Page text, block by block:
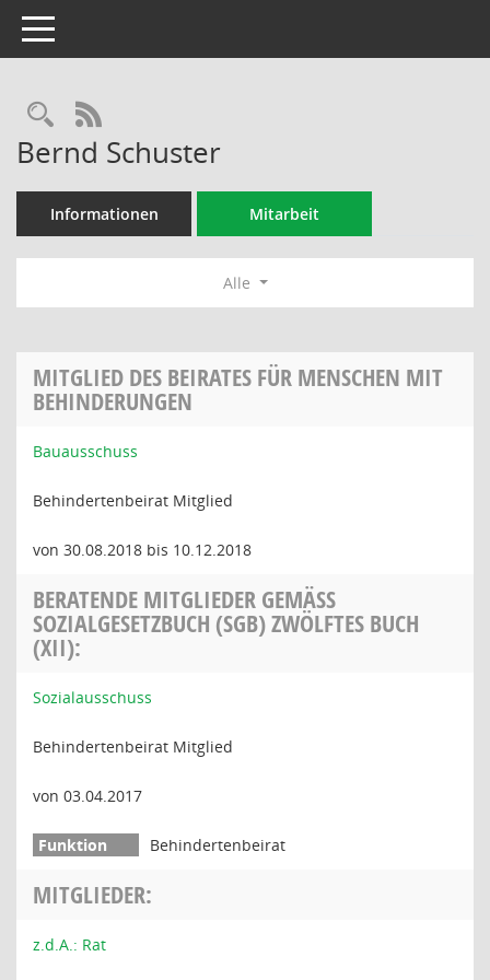
Toggle navigation
Rechercheauswahl
RSS-Feed
Bernd Schuster
Informationen Mitarbeit
Alle
MITGLIED DES BEIRATES FÜR MENSCHEN MIT
BEHINDERUNGEN
Bauausschuss
Behindertenbeirat Mitglied
von 30.08.2018 bis 10.12.2018
BERATENDE MITGLIEDER GEMÄSS S
OZIALGESETZBUCH (SGB) ZWÖLFTES BUCH (
XII):
Sozialausschuss
Behindertenbeirat Mitglied
von 03.04.2017
Behindertenbeirat
MITGLIEDER:
z.d.A.: Rat